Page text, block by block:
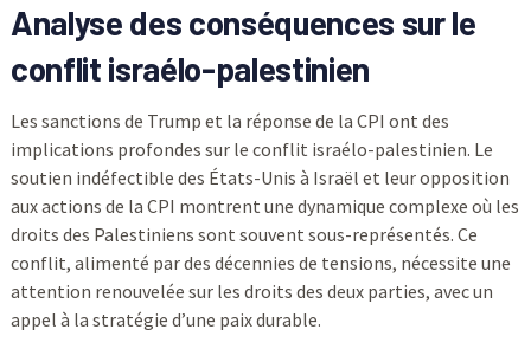
Analyse des conséquences sur le
conflit israélo-palestinien
Les sanctions de Trump et la réponse de la CPI ont des
implications profondes sur le conflit israélo-palestinien. Le
soutien indéfectible des États-Unis à Israël et leur opposition
aux actions de la CPI montrent une dynamique complexe où les
droits des Palestiniens sont souvent sous-représentés. Ce
conflit, alimenté par des décennies de tensions, nécessite une
attention renouvelée sur les droits des deux parties, avec un
appel à la stratégie d’une paix durable.